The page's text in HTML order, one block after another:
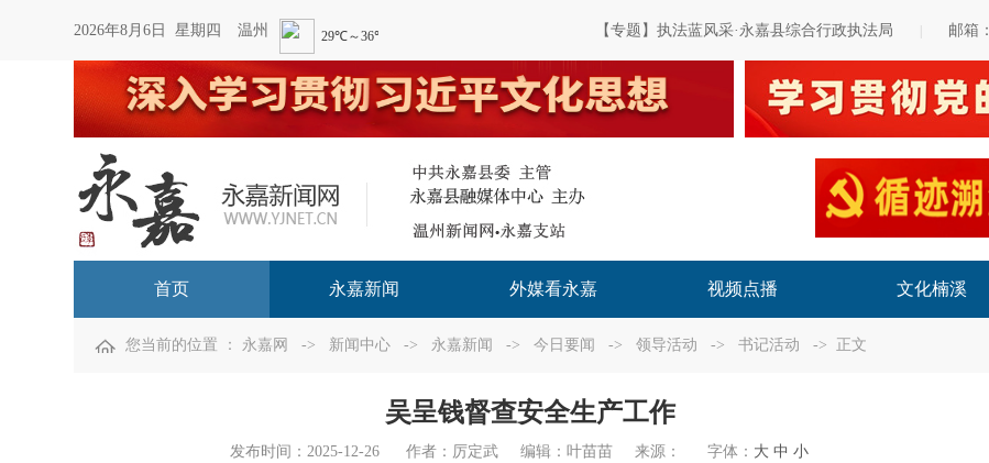
2026年8月6日 星期四 温州 【专题】执法蓝风采·永嘉县综合行政执法局 邮箱：
首页 永嘉新闻 外媒看永嘉 视频点播 文化楠溪
您当前的位置 ： 永嘉网 -> 新闻中心 -> 永嘉新闻 -> 今日要闻 -> 领导活动 -> 书记活动 -> 正文
吴呈钱督查安全生产工作
发布时间： 2025-12-26 作者：厉定武 编辑： 叶苗苗 来源： 字体： 大 中 小